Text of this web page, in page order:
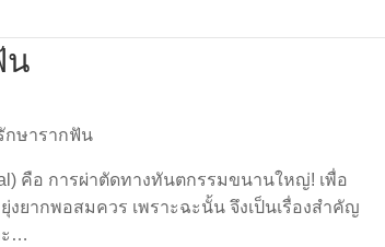
น
คือ การผ่าตัดทางทันตกรรมขนานใหญ่! เพื่อ
ยากพอสมควร เพราะฉะนั้น จึงเป็นเรื่องสำคัญ
ะ…